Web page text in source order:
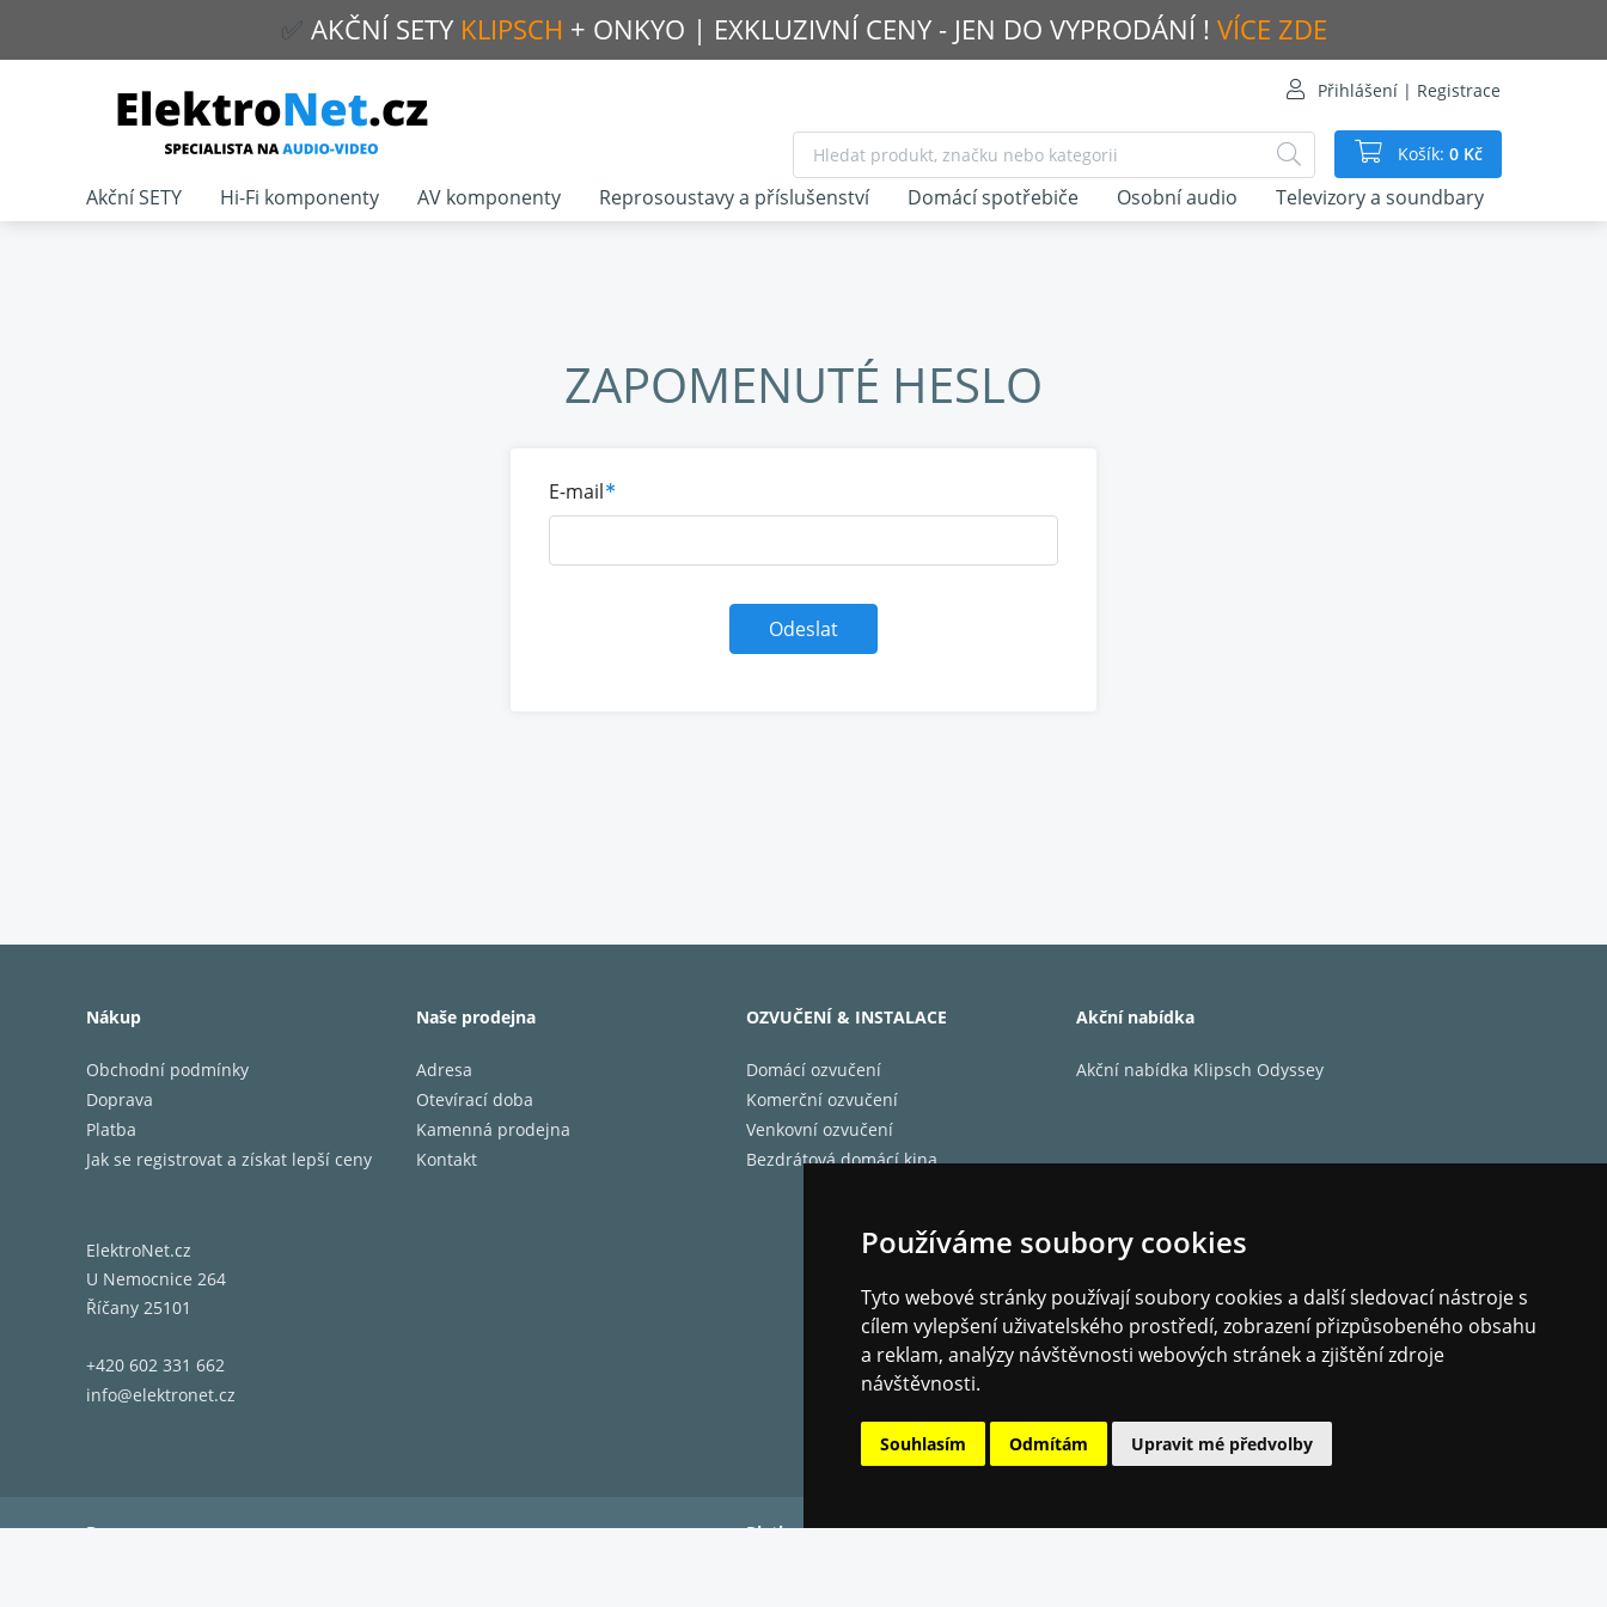
Používáme soubory cookies
Tyto webové stránky používají soubory cookies a další sledovací nástroje s
cílem vylepšení uživatelského prostředí, zobrazení přizpůsobeného obsahu
a reklam, analýzy návštěvnosti webových stránek a zjištění zdroje
návštěvnosti.
Souhlasím Odmítám Upravit mé předvolby
✅ AKČNÍ SETY KLIPSCH + ONKYO | EXKLUZIVNÍ CENY - JEN DO VYPRODÁNÍ ! VÍCE ZDE
Přihlášení | Registrace
Košík: 0 Kč
ZAPOMENUTÉ HESLO
E-mail
Akční SETY Hi-Fi komponenty AV komponenty Reprosoustavy a příslušenství Domácí spotřebiče Osobní audio Televizory a soundbary
Nákup
Obchodní podmínky
Doprava
Platba
Jak se registrovat a získat lepší ceny
Naše prodejna
Adresa
Otevírací doba
Kamenná prodejna
Kontakt
OZVUČENÍ & INSTALACE
Domácí ozvučení
Komerční ozvučení
Venkovní ozvučení
Bezdrátová domácí kina
Akční nabídka
Akční nabídka Klipsch Odyssey
ElektroNet.cz
U Nemocnice 264
Říčany 25101
+420 602 331 662
info@elektronet.cz
Doprava Platba